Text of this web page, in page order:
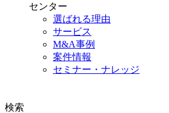
センター
選ばれる理由
サービス
M&A事例
案件情報
セミナー・ナレッジ
検索